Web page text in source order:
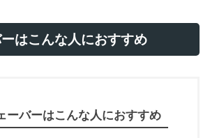
はこんな人におすすめ
ーバーはこんな人におすすめ